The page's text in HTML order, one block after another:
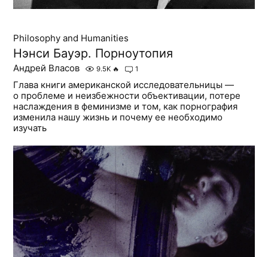
Philosophy and Humanities
Нэнси Бауэр. Порноутопия
Андрей Власов 9.5K 🔥 1
Глава книги американской исследовательницы —
о проблеме и неизбежности объективации, потере
наслаждения в феминизме и том, как порнография
изменила нашу жизнь и почему ее необходимо
изучать